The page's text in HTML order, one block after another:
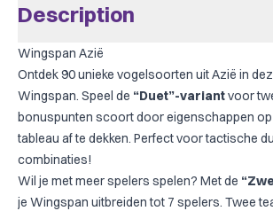
Description
Wingspan Azië
Ontdek 90 unieke vogelsoorten uit Azië in
Wingspan. Speel de “Duet”-variantvoor
bonuspunten scoort door eigenschappen
tableau af te dekken. Perfect voor tactische
combinaties!
Wil je met meer spelers spelen? Met de
je Wingspan uitbreiden tot 7 spelers. Twee